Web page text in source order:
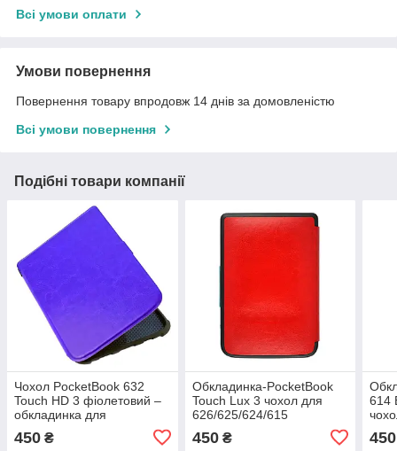
Всі умови оплати
Умови повернення
Повернення товару впродовж 14 днів за домовленістю
Всі умови повернення
Подібні товари компанії
Чохол PocketBook 632
Touch HD 3 фіолетовий –
обкладинка для
Покетбук
450 ₴
Обкладинка-PocketBook
Touch Lux 3 чохол для
626/625/624/615
електронної книги – колір
червоний
450₴
614
450